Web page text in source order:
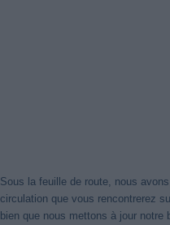
Sous la feuille de route, nous
circulation que vous rencontrerez
bien que nous mettons à jour notre